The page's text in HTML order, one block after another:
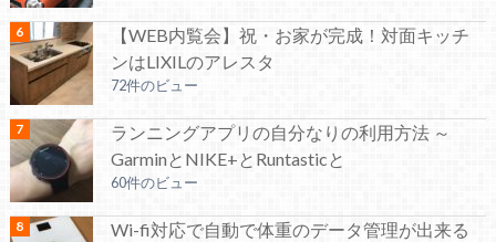
【WEB内覧会】祝・お家が完成！対面キッチ
ンはLIXILのアレスタ
72件のビュー
ランニングアプリの自分なりの利用方法 ～
GarminとNIKE+とRuntasticと
60件のビュー
Wi-fi対応で自動で体重のデータ管理が出来る